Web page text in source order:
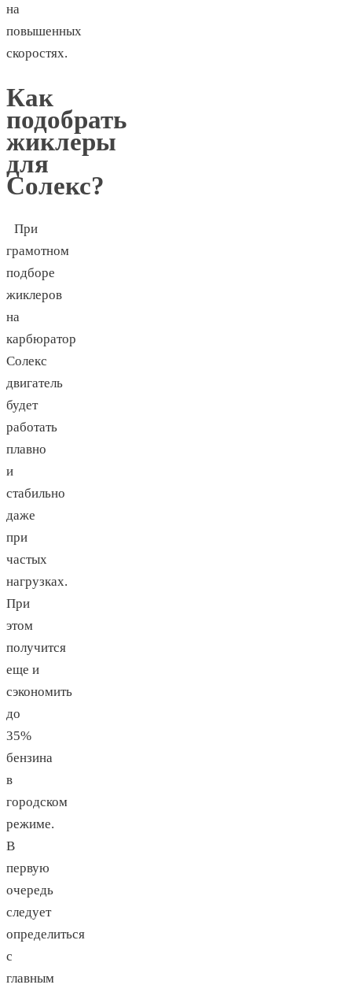
на
повышенных
скоростях.
Как
подобрать
жиклеры
для
Солекс?
При
грамотном
подборе
жиклеров
на
карбюратор
Солекс
двигатель
будет
работать
плавно
и
стабильно
даже
при
частых
нагрузках.
При
этом
получится
еще и
сэкономить
до
35%
бензина
в
городском
режиме.
В
первую
очередь
следует
определиться
с
главным